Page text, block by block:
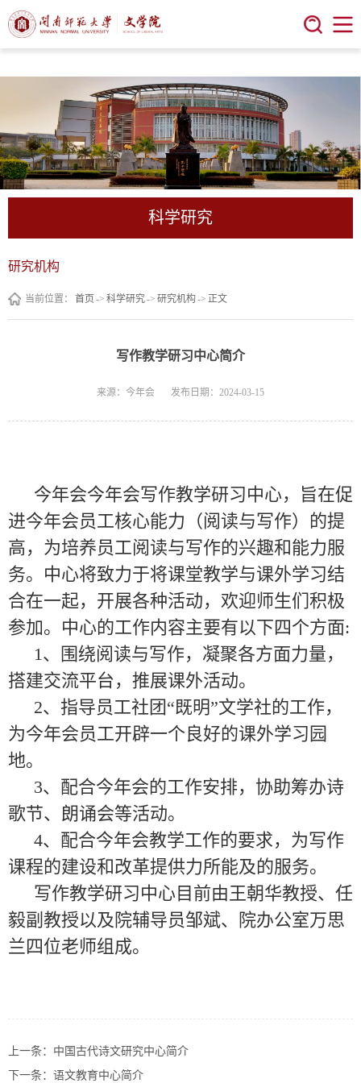
今年会 | 官方网站
科学研究
研究机构
当前位置： 首页 -> 科学研究-> 研究机构-> 正文
写作教学研习中心简介
来源：今年会 发布日期：2024-03-15
今年会今年会写作教学研习中心，旨在促
进今年会员工核心能力（阅读与写作）的提
高，为培养员工阅读与写作的兴趣和能力服
务。中心将致力于将课堂教学与课外学习结
合在一起，开展各种活动，欢迎师生们积极
参加。中心的工作内容主要有以下四个方面:
1、围绕阅读与写作，凝聚各方面力量，
搭建交流平台，推展课外活动。
2、指导员工社团“既明”文学社的工作，
为今年会员工开辟一个良好的课外学习园
地。
3、配合今年会的工作安排，协助筹办诗
歌节、朗诵会等活动。
4、配合今年会教学工作的要求，为写作
课程的建设和改革提供力所能及的服务。
写作教学研习中心目前由王朝华教授、任
毅副教授以及院辅导员邹斌、院办公室万思
兰四位老师组成。
上一条： 中国古代诗文研究中心简介
下一条： 语文教育中心简介